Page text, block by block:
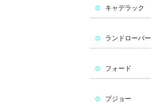
キャデラック
ランドローバー
フォード
プジョー